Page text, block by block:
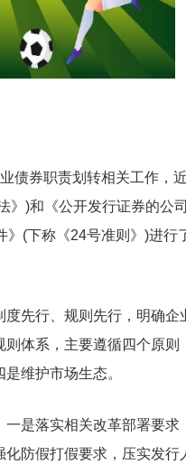
债券职责划转相关工作，
》)和《公开发行证券的公
(下称《24号准则》)进行
先行、规则先行，明确企
体系，主要遵循四个原则
维护市场生态。
是落实相关改革部署要求
防假打假要求，压实发行